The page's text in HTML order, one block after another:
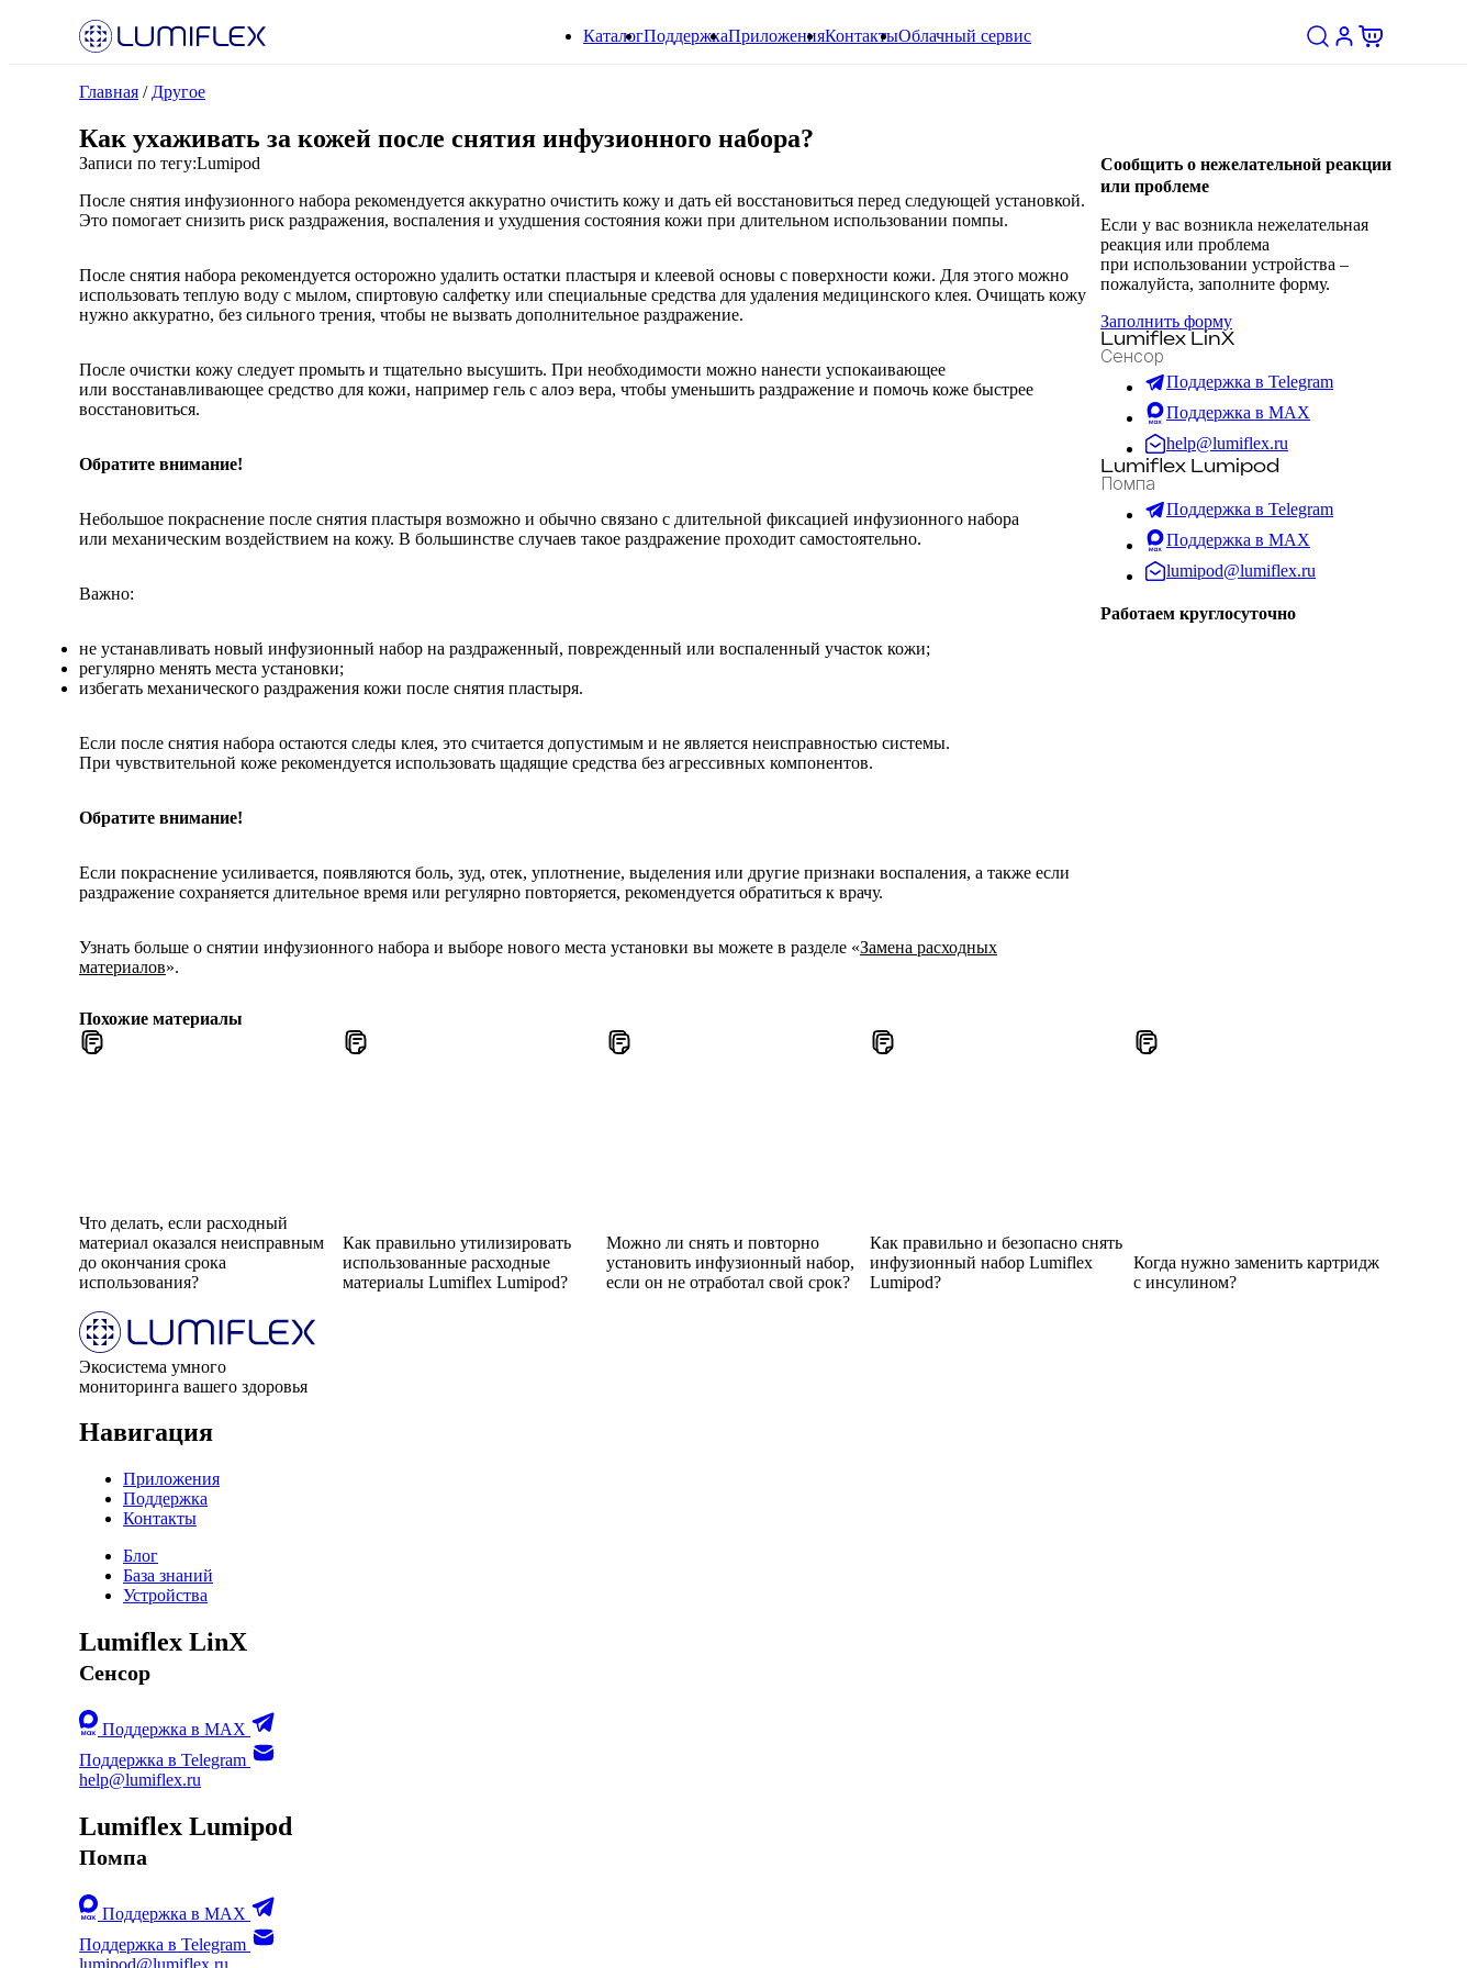
КаталогПоддержкаПриложенияКонтактыОблачный сервис
Главная / Другое
Как ухаживать за кожей после снятия инфузионного набора?
Записи по тегу:Lumipod
После снятия инфузионного набора рекомендуется аккуратно очистить кожу и дать ей восстановиться перед следующей установкой.
Это помогает снизить риск раздражения, воспаления и ухудшения состояния кожи при длительном использовании помпы.
После снятия набора рекомендуется осторожно удалить остатки пластыря и клеевой основы с поверхности кожи. Для этого можно
использовать теплую воду с мылом, спиртовую салфетку или специальные средства для удаления медицинского клея. Очищать кожу
нужно аккуратно, без сильного трения, чтобы не вызвать дополнительное раздражение.
После очистки кожу следует промыть и тщательно высушить. При необходимости можно нанести успокаивающее
или восстанавливающее средство для кожи, например гель с алоэ вера, чтобы уменьшить раздражение и помочь коже быстрее
восстановиться.
Обратите внимание!
Небольшое покраснение после снятия пластыря возможно и обычно связано с длительной фиксацией инфузионного набора
или механическим воздействием на кожу. В большинстве случаев такое раздражение проходит самостоятельно.
Важно:
не устанавливать новый инфузионный набор на раздраженный, поврежденный или воспаленный участок кожи;
регулярно менять места установки;
избегать механического раздражения кожи после снятия пластыря.
Если после снятия набора остаются следы клея, это считается допустимым и не является неисправностью системы.
При чувствительной коже рекомендуется использовать щадящие средства без агрессивных компонентов.
Обратите внимание!
Если покраснение усиливается, появляются боль, зуд, отек, уплотнение, выделения или другие признаки воспаления, а также если
раздражение сохраняется длительное время или регулярно повторяется, рекомендуется обратиться к врачу.
Узнать больше о снятии инфузионного набора и выборе нового места установки вы можете в разделе «Замена расходных
материалов».
Похожие материалы
Что делать, если расходный
материал оказался неисправным
до окончания срока
использования?
Как правильно утилизировать
использованные расходные
материалы Lumiflex Lumipod?
Можно ли снять и повторно
установить инфузионный набор,
если он не отработал свой срок?
Как правильно и безопасно снять
инфузионный набор Lumiflex
Lumipod?
Когда нужно заменить картридж
с инсулином?
Сообщить о нежелательной реакции
или проблеме
Если у вас возникла нежелательная
реакция или проблема
при использовании устройства –
пожалуйста, заполните форму.
Заполнить форму
Lumiflex LinX
Сенсор
Поддержка в Telegram
Поддержка в MAX
help@lumiflex.ru
Lumiflex Lumipod
Помпа
Поддержка в Telegram
Поддержка в MAX
lumipod@lumiflex.ru
Работаем круглосуточно
Экосистема умного
мониторинга вашего здоровья
Навигация
Приложения
Поддержка
Контакты
Блог
База знаний
Устройства
Lumiflex LinX
Сенсор
Поддержка в MAX
Поддержка в Telegram
help@lumiflex.ru
Lumiflex Lumipod
Помпа
Поддержка в MAX
Поддержка в Telegram
lumipod@lumiflex.ru